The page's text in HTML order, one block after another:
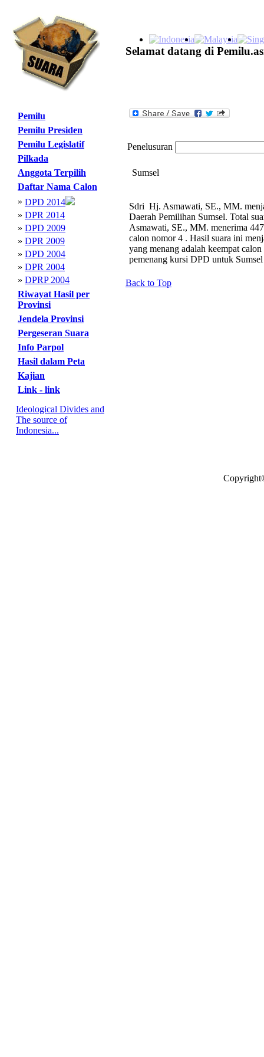
Selamat datang di
Pemilu
Pemilu Presiden
Pemilu Legislatif
Pilkada
Anggota Terpilih
Daftar Nama Calon
» DPD 2014
» DPR 2014
» DPD 2009
» DPR 2009
» DPD 2004
» DPR 2004
» DPRP 2004
Riwayat Hasil per
Provinsi
Jendela Provinsi
Pergeseran Suara
Info Parpol
Hasil dalam Peta
Kajian
Link - link
Ideological Divides and
The source of
Indonesia...
Penelusuran
Sumsel
Sdri Hj. Asmawati, SE., MM.
Daerah Pemilihan Sumsel. Total
Asmawati, SE., MM. menerima
calon nomor 4 . Hasil suara ini
yang menang adalah keempat
pemenang kursi DPD untuk
Back to Top